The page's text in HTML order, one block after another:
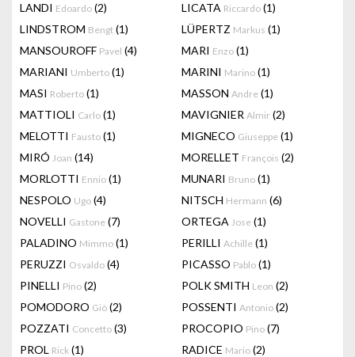
LANDI Edoardo (2) LICATA Riccardo (1)
LINDSTROM Bengt (1) LÜPERTZ Markus (1)
MANSOUROFF Pavel (4) MARI Enzo (1)
MARIANI Umberto (1) MARINI Marino (1)
MASI Roberto (1) MASSON Andre (1)
MATTIOLI Carlo (1) MAVIGNIER Almir (2)
MELOTTI Fausto (1) MIGNECO Giuseppe (1)
MIRÓ Joan (14) MORELLET François (2)
MORLOTTI Ennio (1) MUNARI Bruno (1)
NESPOLO Ugo (4) NITSCH Hermann (6)
NOVELLI Gastone (7) ORTEGA Jose (1)
PALADINO Mimmo (1) PERILLI Achille (1)
PERUZZI Osvaldo (4) PICASSO Pablo (1)
PINELLI Pino (2) POLK SMITH Leon (2)
POMODORO Giò (2) POSSENTI Antonio (2)
POZZATI Concetto (3) PROCOPIO Pino (7)
PROL Rick (1) RADICE Mario (2)